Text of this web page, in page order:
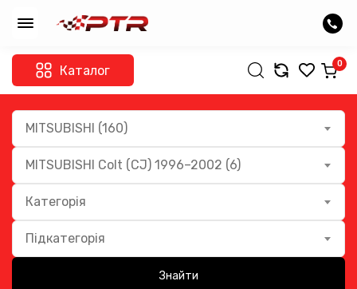
Каталог 0
MITSUBISHI (160)
MITSUBISHI Colt (CJ) 1996–2002 (6)
Категорія
Підкатегорія
Знайти